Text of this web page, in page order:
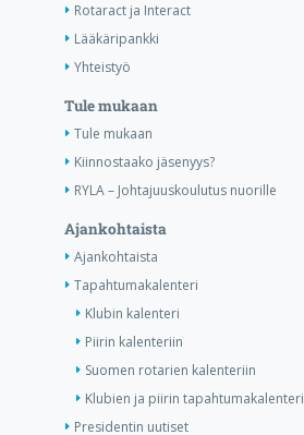
Rotaract ja Interact
Lääkäripankki
Yhteistyö
Tule mukaan
Tule mukaan
Kiinnostaako jäsenyys?
RYLA – Johtajuuskoulutus nuorille
Ajankohtaista
Ajankohtaista
Tapahtumakalenteri
Klubin kalenteri
Piirin kalenteriin
Suomen rotarien kalenteriin
Klubien ja piirin tapahtumakalenteri
Presidentin uutiset